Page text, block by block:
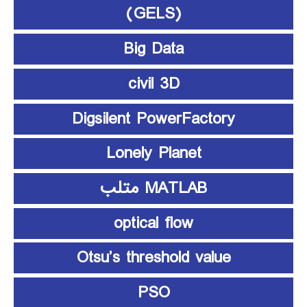
(GELS)
Big Data
civil 3D
Digsilent PowerFactory
Lonely Planet
MATLAB متلب
optical flow
Otsu’s threshold value
PSO